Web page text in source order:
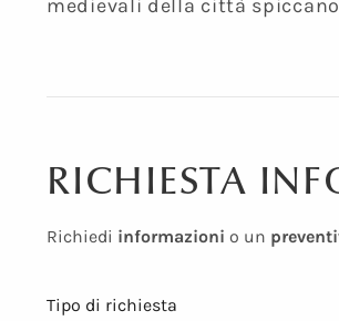
medievali della città
RICHIESTA
Richiedi informazioni o un
Tipo di richiesta